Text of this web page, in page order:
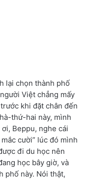
lại chọn thành phố
Việt chẳng mấy
khi đặt chân đến
thứ-hai này, mình
Beppu, nghe cái
cười” lúc đó mình
đi du học nên
học bây giờ, và
phố này. Nói thật,